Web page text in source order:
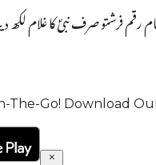
رقم فرشتو صرف نبیؐ کا غلام لکھ
The-Go! Download